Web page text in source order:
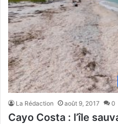
La Rédaction août 9, 2017 0
Cayo Costa : l’île